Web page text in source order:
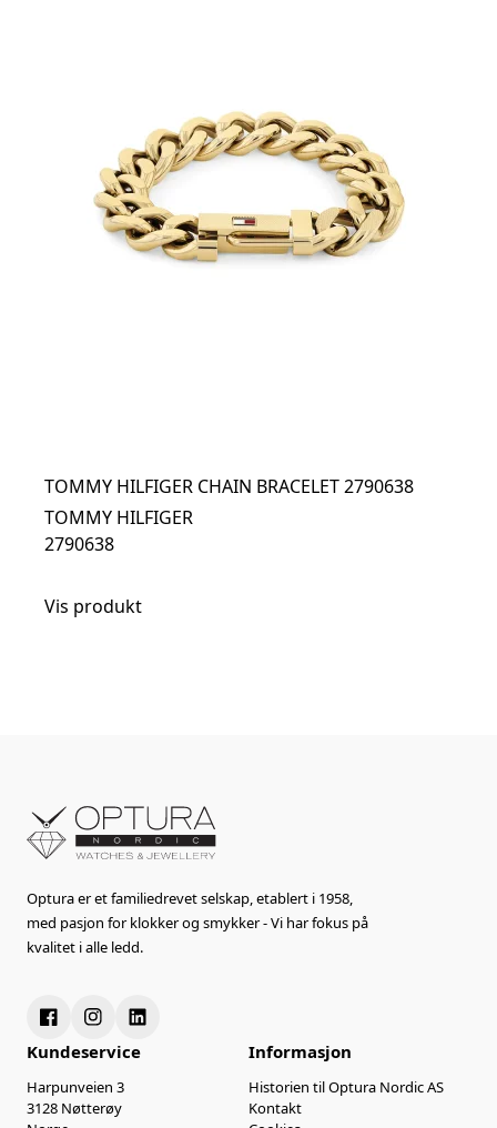
TOMMY HILFIGER CHAIN BRACELET 2790638
TOMMY HILFIGER
2790638
Vis produkt
Optura er et familiedrevet selskap, etablert i 1958,
med pasjon for klokker og smykker - Vi har fokus på
kvalitet i alle ledd.
Kundeservice
Harpunveien 3
3128 Nøtterøy
Informasjon
Historien til Optura Nordic AS
Kontakt